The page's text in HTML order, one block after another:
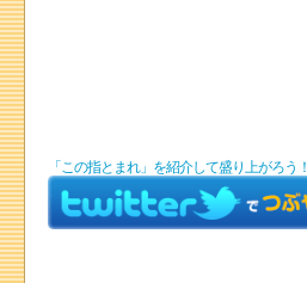
「この指とまれ」を紹介して盛り上がろう！